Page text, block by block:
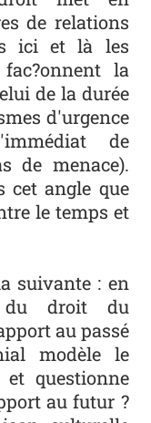
de relations
ici et là les
la
de la durée
d'urgence
de
de menace).
cet angle que
le temps et
suivante : en
du droit du
au passé
modèle le
questionne
au futur ?